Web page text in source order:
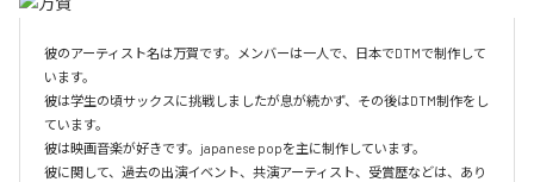
彼のアーティスト名は万賀です。メンバーは一人で、日本でDTMで制作して
います。
彼は学生の頃サックスに挑戦しましたが息が続かず、その後はDTM制作をし
ています。
彼は映画音楽が好きです。japanese popを主に制作しています。
彼に関して、過去の出演イベント、共演アーティスト、受賞歴などは、あり